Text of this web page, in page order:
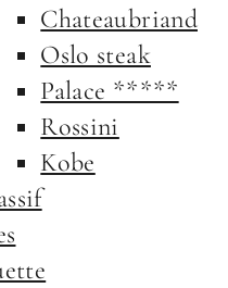
Chateaubriand
Oslo steak
Palace *****
Rossini
Kobe